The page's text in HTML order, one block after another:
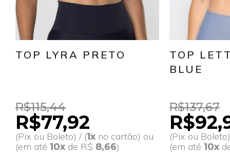
TOP LYRA PRETO
R$115,44
R$77,92
(Pix ou Boleto) / (1x no cartão) ou
(em até 10x de R$ 8,66)
TOP
BLUE
R$137,67
(Pix ou
(em até 10x